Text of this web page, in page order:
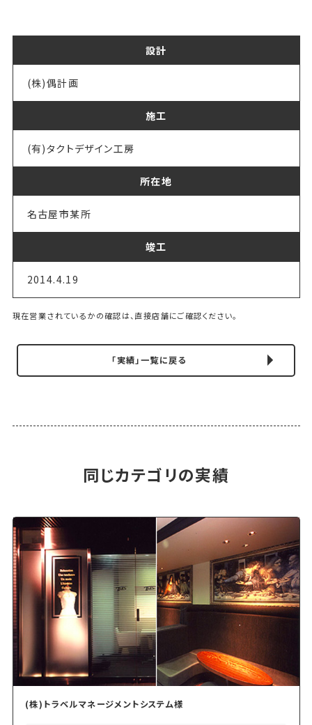
設計
(株)偶計画
施工
(有)タクトデザイン工房
所在地
名古屋市某所
竣工
2014.4.19
現在営業されているかの確認は、直接店舗にご確認ください。
「実績」一覧に戻る
同じカテゴリの実績
(株)トラベルマネージメントシステム様